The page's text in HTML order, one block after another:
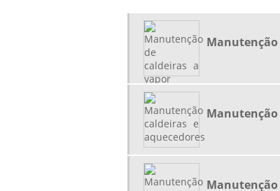
Manutenção
Manutenção